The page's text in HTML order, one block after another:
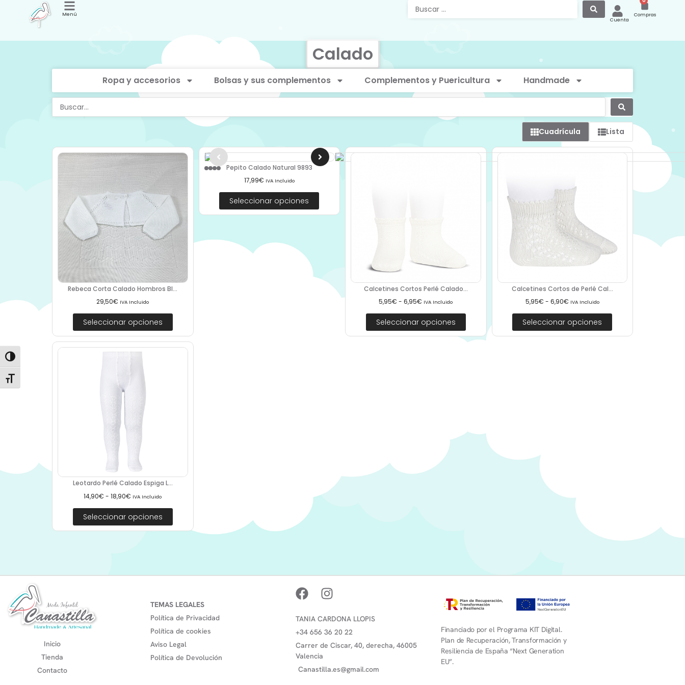
Alternar alto contraste
Alternar tamaño de letra
Menú
Cuenta
Compras
Calado
Ropa y accesorios Bolsas y sus complementos Complementos y Puericultura Handmade
Cuadrícula Lista
Rebeca Corta Calado Hombros Bl...
29,50€ IVA Incluido
Seleccionar opciones
Pepito Calado Natural 9893
17,99€ IVA Incluido
Seleccionar opciones
Calcetines Cortos Perlé Calado...
5,95€ - 6,95€ IVA Incluido
Seleccionar opciones
Calcetines Cortos de Perlé Cal...
5,95€ - 6,90€ IVA Incluido
Seleccionar opciones
Leotardo Perlé Calado Espiga L...
14,90€ - 18,90€ IVA Incluido
Seleccionar opciones
Inicio
Tienda
Contacto
TEMAS LEGALES
Política de Privacidad
Política de cookies
Aviso Legal
Política de Devolución
TANIA CARDONA LLOPIS
+34 656 36 20 22
Carrer de Ciscar, 40, derecha, 46005
Valencia
Canastilla.es@gmail.com
Financiado por el Programa KIT Digital.
Plan de Recuperación, Transformación y
Resiliencia de España “Next Generation
EU”.